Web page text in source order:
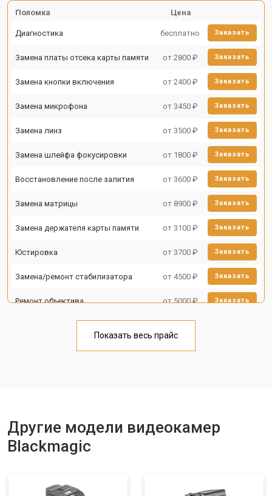
Поломка Цена
Диагностика бесплатно Заказать
Замена платы отсека карты памяти от 2800 ₽ Заказать
Замена кнопки включения от 2400 ₽ Заказать
Замена микрофона от 3450 ₽ Заказать
Замена линз от 3500 ₽ Заказать
Замена шлейфа фокусировки от 1800 ₽ Заказать
Восстановление после залития от 3600 ₽ Заказать
Замена матрицы от 8900 ₽ Заказать
Замена держателя карты памяти от 3100 ₽ Заказать
Юстировка от 3700 ₽ Заказать
Замена/ремонт стабилизатора от 4500 ₽ Заказать
Ремонт объектива от 5000 ₽ Заказать
Показать весь прайс
Другие модели видеокамер
Blackmagic